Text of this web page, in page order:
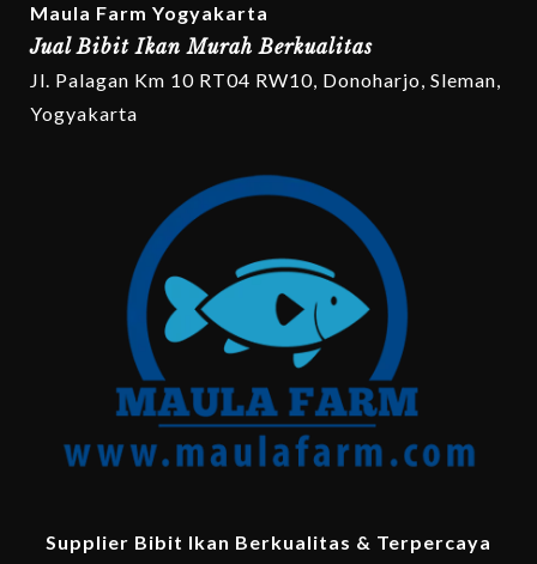
Maula Farm Yogyakarta
Jual Bibit Ikan Murah Berkualitas
Jl. Palagan Km 10 RT04 RW10, Donoharjo, Sleman,
Yogyakarta
Supplier Bibit Ikan Berkualitas & Terpercaya